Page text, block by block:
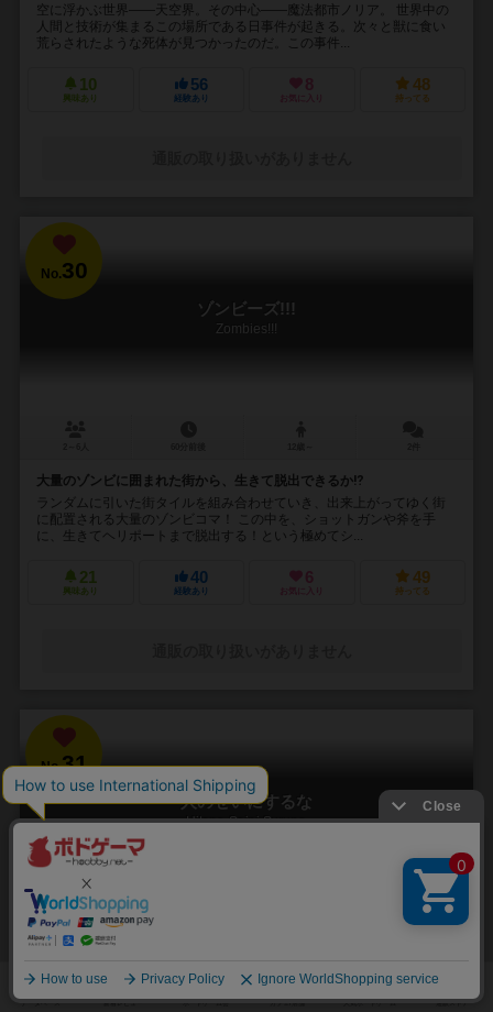
空に浮かぶ世界――天空界。その中心――魔法都市ノリア。 世界中の
人間と技術が集まるこの場所である日事件が起きる。次々と獣に食い
荒らされたような死体が見つかったのだ。この事件...
10
興味あり
56
経験あり
8
お気に入り
48
持ってる
No.30
ゾンビーズ!!!
Zombies!!!
大量のゾンビに囲まれた街から、生きて脱出できるか⁉︎
ランダムに引いた街タイルを組み合わせていき、出来上がってゆく街
に配置される大量のゾンビコマ！ この中を、ショットガンや斧を手
に、生きてヘリポートまで脱出する！という極めてシ...
21
興味あり
40
経験あり
6
お気に入り
49
持ってる
No.31
人のせいにするな
Hitono Seini Suruna
3～5人
責任をなすりつけろ！
「お前がやったんだろ！！」 やった覚えのないミスや罪を押し付けら